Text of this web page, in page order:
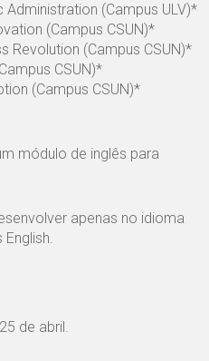
(Campus ULV)*
(Campus CSUN)*
Revolution (Campus CSUN)*
CSUN)*
(Campus CSUN)*
módulo de inglês para
apenas no idioma
de abril.